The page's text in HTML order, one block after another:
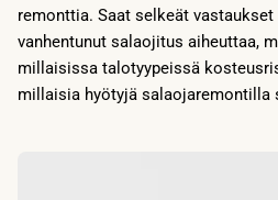
remonttia. Saat selkeät
vanhentunut salaojitus aiheuttaa,
millaisissa talotyypeissä
millaisia hyötyjä salaojaremontilla